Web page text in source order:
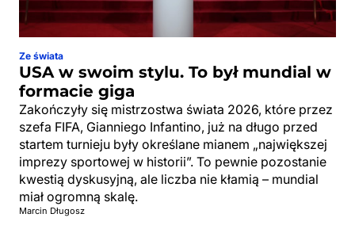
Ze świata
USA w swoim stylu. To był mundial w
formacie giga
Zakończyły się mistrzostwa świata 2026, które przez
szefa FIFA, Gianniego Infantino, już na długo przed
startem turnieju były określane mianem „największej
imprezy sportowej w historii”. To pewnie pozostanie
kwestią dyskusyjną, ale liczba nie kłamią – mundial
miał ogromną skalę.
Marcin Długosz